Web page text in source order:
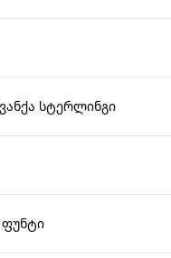
სტერლინგი